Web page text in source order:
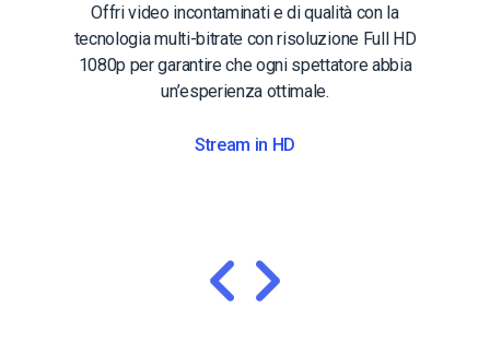
Offri video incontaminati e di qualità con la
tecnologia multi-bitrate con risoluzione Full HD
1080p per garantire che ogni spettatore abbia
un’esperienza ottimale.
Stream in HD